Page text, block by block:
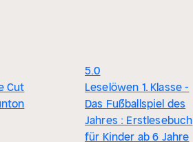
Cut
5.0
Leselöwen 1. Klasse -
Das Fußballspiel des
Jahres : Erstlesebuch
für Kinder ab 6 Jahre